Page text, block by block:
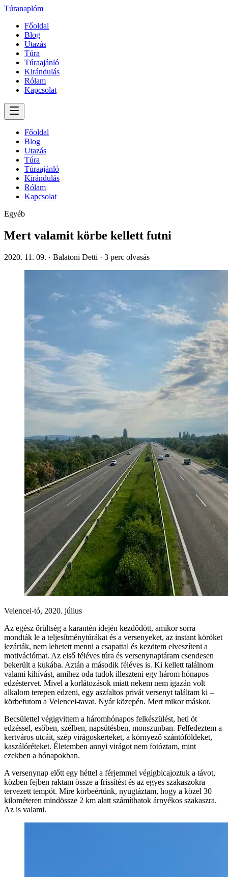
Túranaplóm
Főoldal
Blog
Utazás
Túra
Túraajánló
Kirándulás
Rólam
Kapcsolat
Főoldal
Blog
Utazás
Túra
Túraajánló
Kirándulás
Rólam
Kapcsolat
Egyéb
Mert valamit körbe kellett futni
2020. 11. 09. · Balatoni Detti · 3 perc olvasás
Velencei-tó, 2020. július
Az egész őrültség a karantén idején kezdődött, amikor sorra
mondták le a teljesítménytúrákat és a versenyeket, az instant köröket
lezárták, nem lehetett menni a csapattal és kezdtem elveszíteni a
motivációmat. Az első féléves túra és versenynaptáram csendesen
bekerült a kukába. Aztán a második féléves is. Ki kellett találnom
valami kihívást, amihez oda tudok illeszteni egy három hónapos
edzéstervet. Mivel a korlátozások miatt nekem nem igazán volt
alkalom terepen edzeni, egy aszfaltos privát versenyt találtam ki –
körbefutom a Velencei-tavat. Nyár közepén. Mert mikor máskor.
Becsülettel végigvittem a háromhónapos felkészülést, heti öt
edzéssel, esőben, szélben, napsütésben, monszunban. Felfedeztem a
kertváros utcáit, szép virágoskerteket, a környező szántóföldeket,
kaszálóréteket. Életemben annyi virágot nem fotóztam, mint
ezekben a hónapokban.
A versenynap előtt egy héttel a férjemmel végigbicajoztuk a távot,
közben fejben raktam össze a frissítést és az egyes szakaszokra
tervezett tempót. Mire körbeértünk, nyugtáztam, hogy a közel 30
kilométeren mindössze 2 km alatt számíthatok árnyékos szakaszra.
Az is valami.